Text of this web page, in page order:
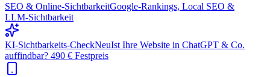
SEO & Online-SichtbarkeitGoogle-Rankings, Local SEO &
LLM-Sichtbarkeit
KI-Sichtbarkeits-CheckNeuIst Ihre Website in ChatGPT & Co.
auffindbar? 490 € Festpreis